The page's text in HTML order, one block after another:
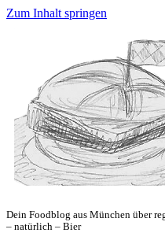
Zum Inhalt springen
Dein Foodblog aus München über
– natürlich – Bier